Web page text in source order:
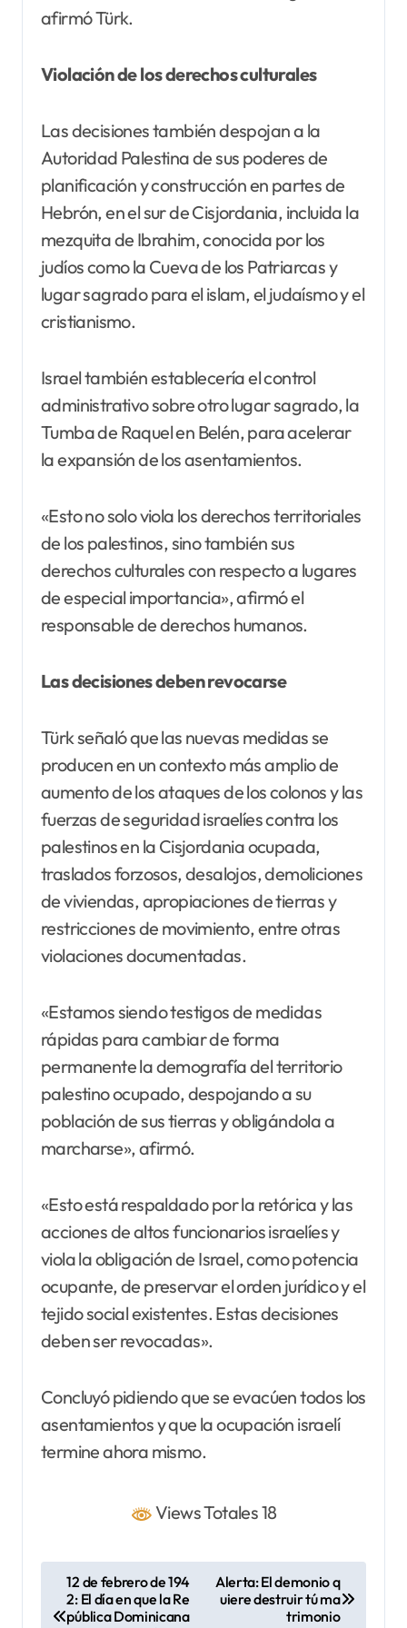
afirmó Türk.
Violación de los derechos culturales
Las decisiones también despojan a la
Autoridad Palestina de sus poderes de
planificación y construcción en partes de
Hebrón, en el sur de Cisjordania, incluida la
mezquita de Ibrahim, conocida por los
judíos como la Cueva de los Patriarcas y
lugar sagrado para el islam, el judaísmo y el
cristianismo.
Israel también establecería el control
administrativo sobre otro lugar sagrado, la
Tumba de Raquel en Belén, para acelerar
la expansión de los asentamientos.
«Esto no solo viola los derechos territoriales
de los palestinos, sino también sus
derechos culturales con respecto a lugares
de especial importancia», afirmó el
responsable de derechos humanos.
Las decisiones deben revocarse
Türk señaló que las nuevas medidas se
producen en un contexto más amplio de
aumento de los ataques de los colonos y las
fuerzas de seguridad israelíes contra los
palestinos en la Cisjordania ocupada,
traslados forzosos, desalojos, demoliciones
de viviendas, apropiaciones de tierras y
restricciones de movimiento, entre otras
violaciones documentadas.
«Estamos siendo testigos de medidas
rápidas para cambiar de forma
permanente la demografía del territorio
palestino ocupado, despojando a su
población de sus tierras y obligándola a
marcharse», afirmó.
«Esto está respaldado por la retórica y las
acciones de altos funcionarios israelíes y
viola la obligación de Israel, como potencia
ocupante, de preservar el orden jurídico y el
tejido social existentes. Estas decisiones
deben ser revocadas».
Concluyó pidiendo que se evacúen todos los
asentamientos y que la ocupación israelí
termine ahora mismo.
Views Totales 18
12 de febrero de 194
2: El día en que la Re
pública Dominicana
Alerta: El demonio q
uiere destruir tú ma
trimonio